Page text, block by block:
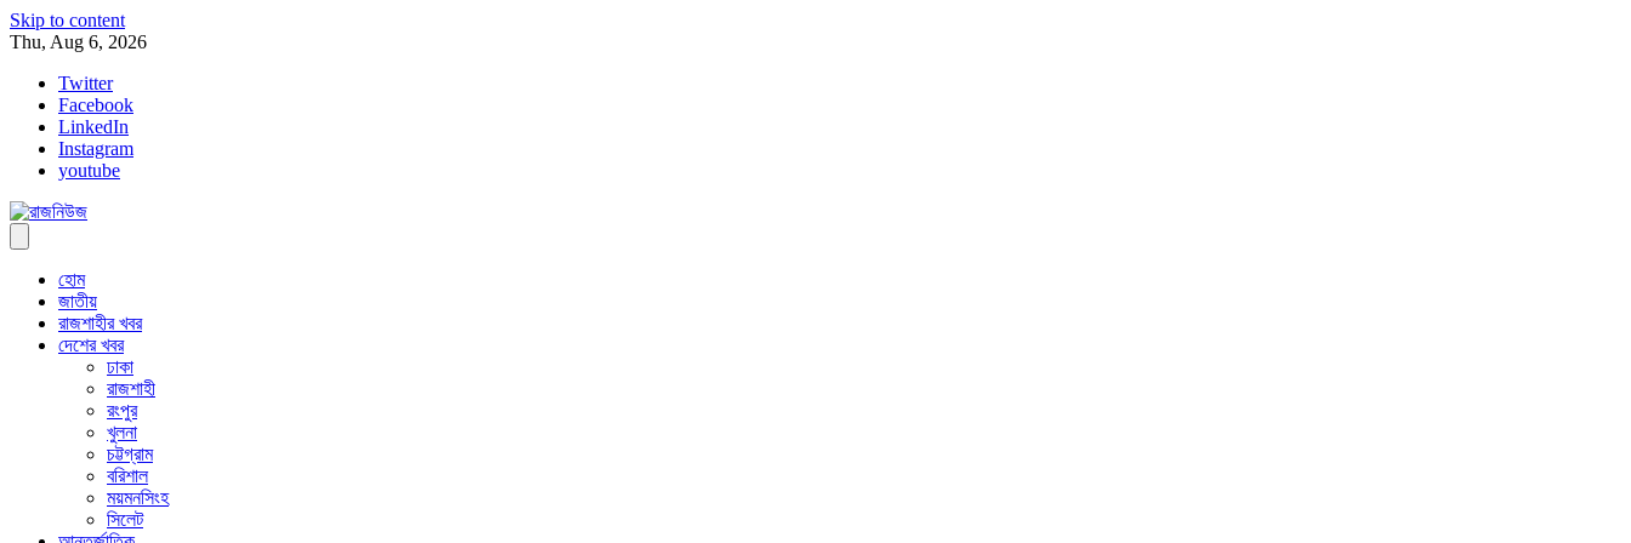
Skip to content
Thu, Aug 6, 2026
Twitter
Facebook
LinkedIn
Instagram
youtube
হোম
জাতীয়
রাজশাহীর খবর
দেশের খবর
ঢাকা
রাজশাহী
রংপুর
খুলনা
চট্টগ্রাম
বরিশাল
ময়মনসিংহ
সিলেট